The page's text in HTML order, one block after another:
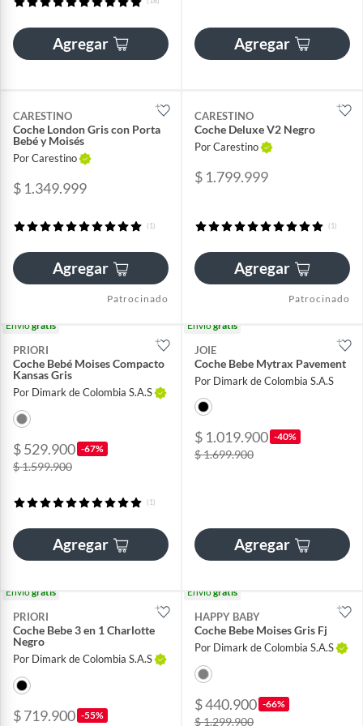
Agregar Agregar
CARESTINO
Coche London Gris con Porta
Bebé y Moisés
Por Carestino
$ 1.349.999
(1)
Agregar
Patrocinado
CARESTINO
Coche Deluxe V2 Negro
Por Carestino
$ 1.799.999
(1)
Agregar
Patrocinado
Envíogratis
PRIORI
Coche Bebé Moises Compacto
Kansas Gris
Por Dimark de Colombia S.A.S
$ 529.900 -67%
$ 1.599.900
(1)
Agregar
Envíogratis
JOIE
Coche Bebe Mytrax Pavement
Por Dimark de Colombia S.A.S
$ 1.019.900 -40%
$ 1.699.900
Agregar
Envíogratis
PRIORI
Coche Bebe 3 en 1 Charlotte
Negro
Por Dimark de Colombia S.A.S
$ 719.900 -55%
Envíogratis
HAPPY BABY
Coche Bebe Moises Gris Fj
Por Dimark de Colombia S.A.S
$ 440.900 -66%
$ 1.299.900